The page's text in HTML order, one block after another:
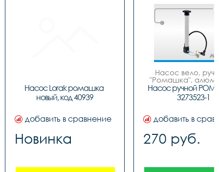
Насос Lorak ромашка
новый, код 40939
добавить в сравнение
Новинка
Насос вело,
"Ромашка",
обратным
штоком, шланг
Насос ручной
3273523-1
добавить в
270 руб.